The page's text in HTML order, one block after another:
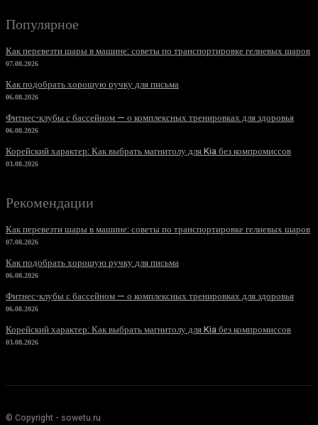
Популярное
Как перевезти шары в машине: советы по транспортировке гелиевых шаров
07.08.2026
Как подобрать хорошую ручку для письма
06.08.2026
Фитнес-клубы с бассейном — о комплексных тренировках для здоровья
06.08.2026
Корейский характер: Как выбрать магнитолу для Kia без компромиссов
03.08.2026
Рекомендации
Как перевезти шары в машине: советы по транспортировке гелиевых шаров
07.08.2026
Как подобрать хорошую ручку для письма
06.08.2026
Фитнес-клубы с бассейном — о комплексных тренировках для здоровья
06.08.2026
Корейский характер: Как выбрать магнитолу для Kia без компромиссов
03.08.2026
© Copyright - sowetu.ru